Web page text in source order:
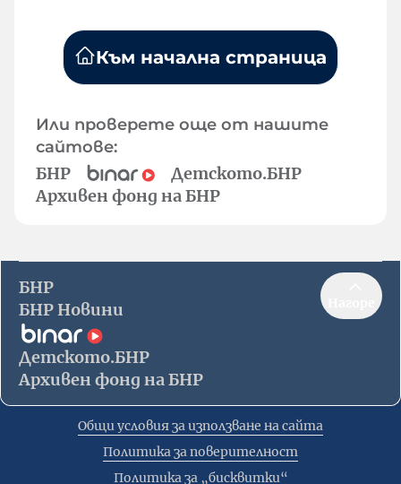
Към начална страница
Или проверете още от нашите
сайтове:
БНР
Детското.БНР
Архивен фонд на БНР
БНР
БНР Новини
Детското.БНР
Архивен фонд на БНР
Общи условия за използване на сайта
Политика за поверителност
Политика за „бисквитки“